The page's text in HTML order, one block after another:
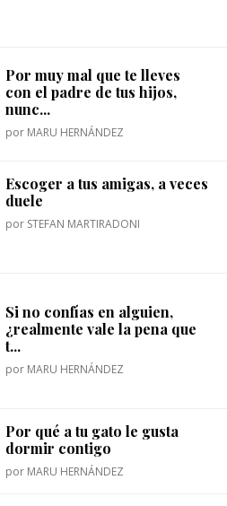
Por muy mal que te lleves
con el padre de tus hijos,
nunc...
por MARU HERNÁNDEZ
Escoger a tus amigas, a veces
duele
por STEFAN MARTIRADONI
Si no confías en alguien,
¿realmente vale la pena que
t...
por MARU HERNÁNDEZ
Por qué a tu gato le gusta
dormir contigo
por MARU HERNÁNDEZ